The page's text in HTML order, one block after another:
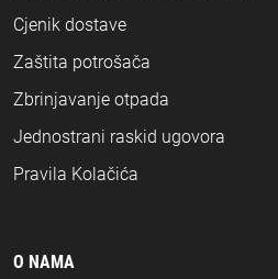
Cjenik dostave
Zaštita potrošača
Zbrinjavanje otpada
Jednostrani raskid ugovora
Pravila Kolačića
O NAMA